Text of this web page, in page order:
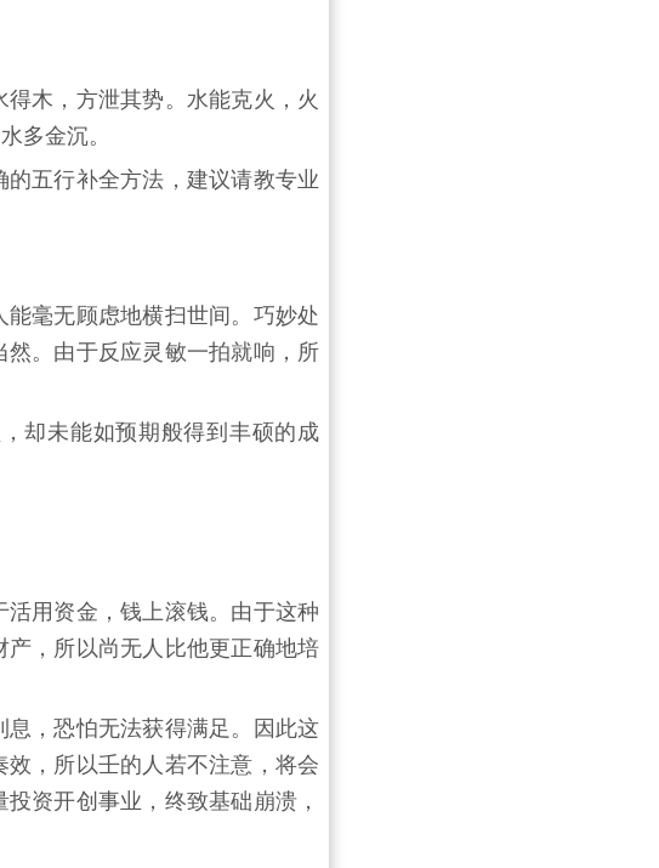
木，方泄其势。水能克火，火
多金沉。
五行补全方法，建议请教专业
毫无顾虑地横扫世间。巧妙处
。由于反应灵敏一拍就响，所
却未能如预期般得到丰硕的成
用资金，钱上滚钱。由于这种
，所以尚无人比他更正确地培
，恐怕无法获得满足。因此这
，所以壬的人若不注意，将会
资开创事业，终致基础崩溃，